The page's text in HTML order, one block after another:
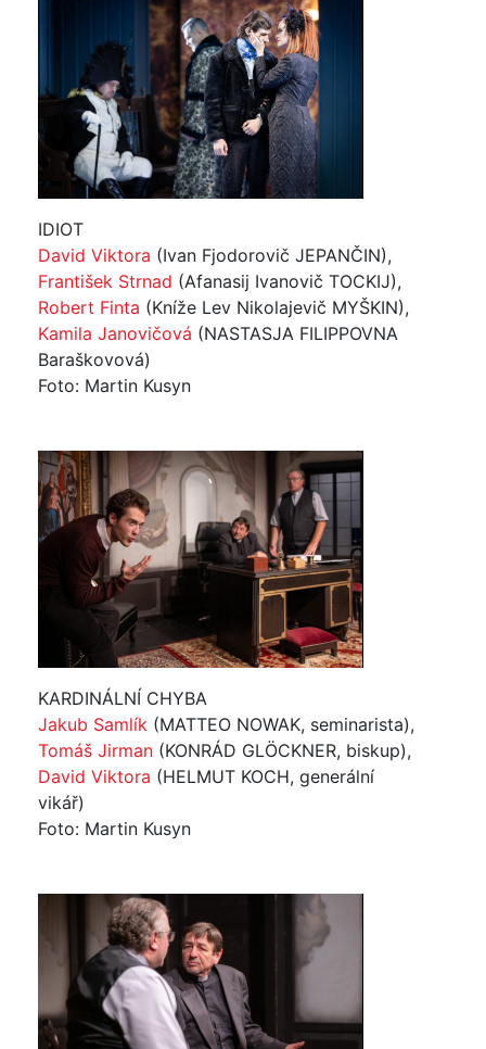
IDIOT
David Viktora (Ivan Fjodorovič JEPANČIN),
František Strnad (Afanasij Ivanovič TOCKIJ),
Robert Finta (Kníže Lev Nikolajevič MYŠKIN),
Kamila Janovičová (NASTASJA FILIPPOVNA
Baraškovová)
Foto: Martin Kusyn
KARDINÁLNÍ CHYBA
Jakub Samlík (MATTEO NOWAK, seminarista),
Tomáš Jirman (KONRÁD GLÖCKNER, biskup),
David Viktora (HELMUT KOCH, generální
vikář)
Foto: Martin Kusyn